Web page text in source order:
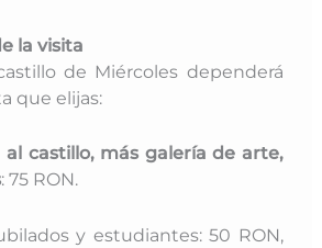
la visita
de Miércoles dependerá
que elijas:
al castillo, más galería de arte,
: 75 RON.
y estudiantes: 50 RON,